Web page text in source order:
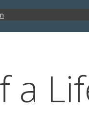
a